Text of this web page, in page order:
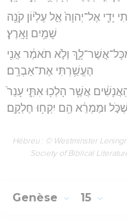
אֶל־יְהוָה֙ אֵ֣ל עֶלְי֔וֹן קֹנֵ֖ה
שָׁמַ֥יִם וָאָֽרֶץ׃
וְלֹ֣א תֹאמַ֔ר אֲנִ֖י
הֶעֱשַׁ֥רְתִּי אֶת־אַבְרָֽם׃
אֲשֶׁ֥ר הָלְכ֖וּ אִתִּ֑י עָנֵר֙
וּמַמְרֵ֔א הֵ֖ם יִקְח֥וּ חֶלְקָֽם׃
Hébreu : © Westminster
Society of Biblical
Genèse 15